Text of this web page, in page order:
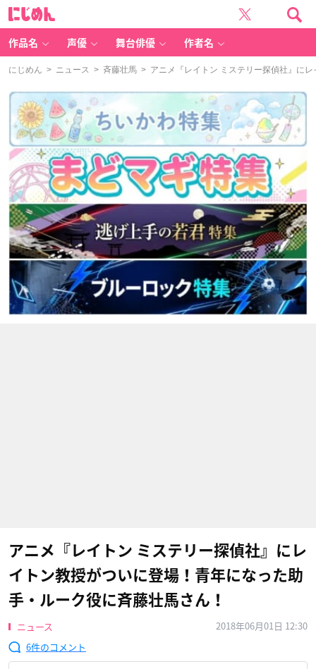
作品名 声優 舞台俳優 作者名
にじめん > ニュース > 斉藤壮馬 > アニメ『レイトン ミステリー探偵社』に
アニメ『レイトン ミステリー探偵社』にレ
イトン教授がついに登場！青年になった助
手・ルーク役に斉藤壮馬さん！
ニュース
2018年06月01日 12:30
6